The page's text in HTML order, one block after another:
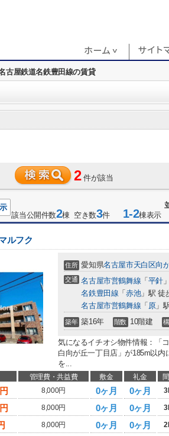
古屋鉄道名鉄豊田線の賃貸
2 件が該当
該当公開件数2棟 空き数3件 1-2棟表示
ルフク
住所 愛知県名古屋市天白区向
交通 名古屋市営鶴舞線 「 平針
名鉄豊田線 「 赤池」駅 徒
名古屋市営鶴舞線 「 原」
築年 築16年 階数 10階建
気になるイチオシ物件情報：「
白向が丘一丁目店」が185m以
を...
管理費・共益費 敷金 礼金
8,000円 0ヶ月 0ヶ月
8,000円 0ヶ月 0ヶ月
8,000円 0ヶ月 0ヶ月